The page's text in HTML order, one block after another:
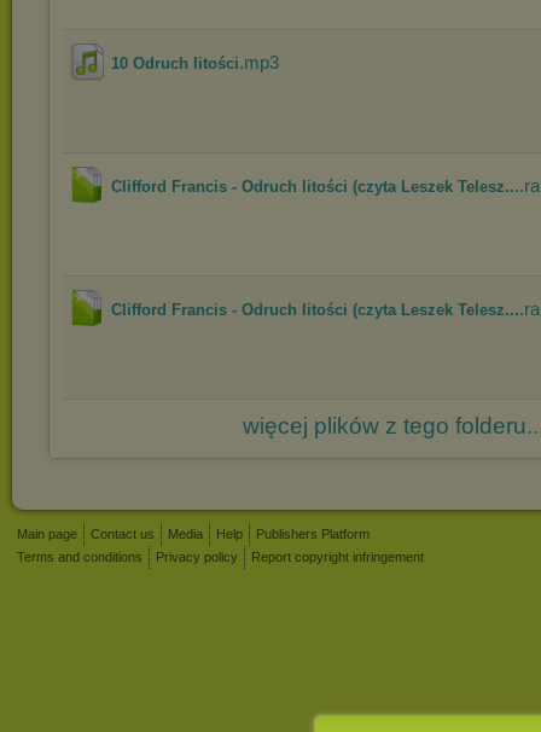
10 Odruch litości.mp3
Clifford Francis - Odruch litości (czyta Leszek Telesz...
Clifford Francis - Odruch litości (czyta Leszek Telesz...
więcej plików z tego
Main page Contact us Media Help
Publishers Platform
Terms and conditions
Privacy policy Report copyright infringement